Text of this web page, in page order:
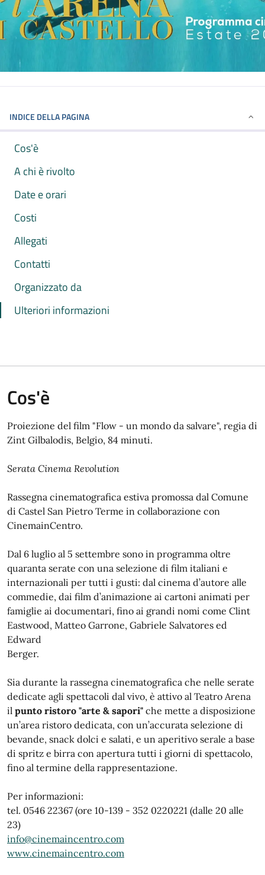
INDICE DELLA PAGINA
Cos'è
A chi è rivolto
Date e orari
Costi
Allegati
Contatti
Organizzato da
Ulteriori informazioni
Cos'è
Proiezione del film "Flow - un mondo da salvare", regia di
Zint Gilbalodis, Belgio, 84 minuti.
Serata Cinema Revolution
Rassegna cinematografica estiva promossa dal Comune
di Castel San Pietro Terme in collaborazione con
CinemainCentro.
Dal 6 luglio al 5 settembre sono in programma oltre
quaranta serate con una selezione di film italiani e
internazionali per tutti i gusti: dal cinema d’autore alle
commedie, dai film d’animazione ai cartoni animati per
famiglie ai documentari, fino ai grandi nomi come Clint
Eastwood, Matteo Garrone, Gabriele Salvatores ed
Edward
Berger.
Sia durante la rassegna cinematografica che nelle serate
dedicate agli spettacoli dal vivo, è attivo al Teatro Arena
il punto ristoro "arte & sapori" che mette a disposizione
un’area ristoro dedicata, con un’accurata selezione di
bevande, snack dolci e salati, e un aperitivo serale a base
di spritz e birra con apertura tutti i giorni di spettacolo,
fino al termine della rappresentazione.
Per informazioni:
tel. 0546 22367 (ore 10-139 - 352 0220221 (dalle 20 alle
23)
info@cinemaincentro.com
www.cinemaincentro.com